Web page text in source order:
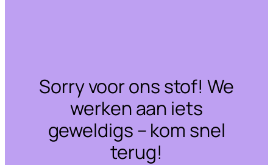
Sorry voor ons stof! We
werken aan iets
geweldigs – kom snel
terug!